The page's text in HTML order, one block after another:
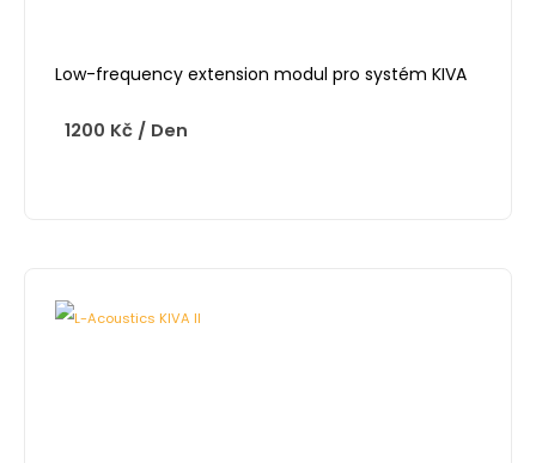
Low-frequency extension modul pro systém KIVA
1200 Kč / Den